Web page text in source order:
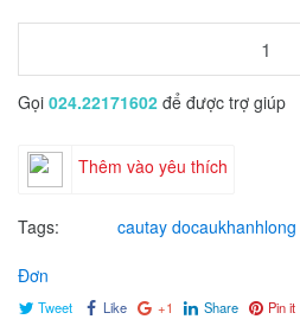
Gọi 024.22171602 để được trợ giúp
Thêm vào yêu thích
Tags: cautay docaukhanhlong
Đơn
Tweet Like +1 Share Pin it